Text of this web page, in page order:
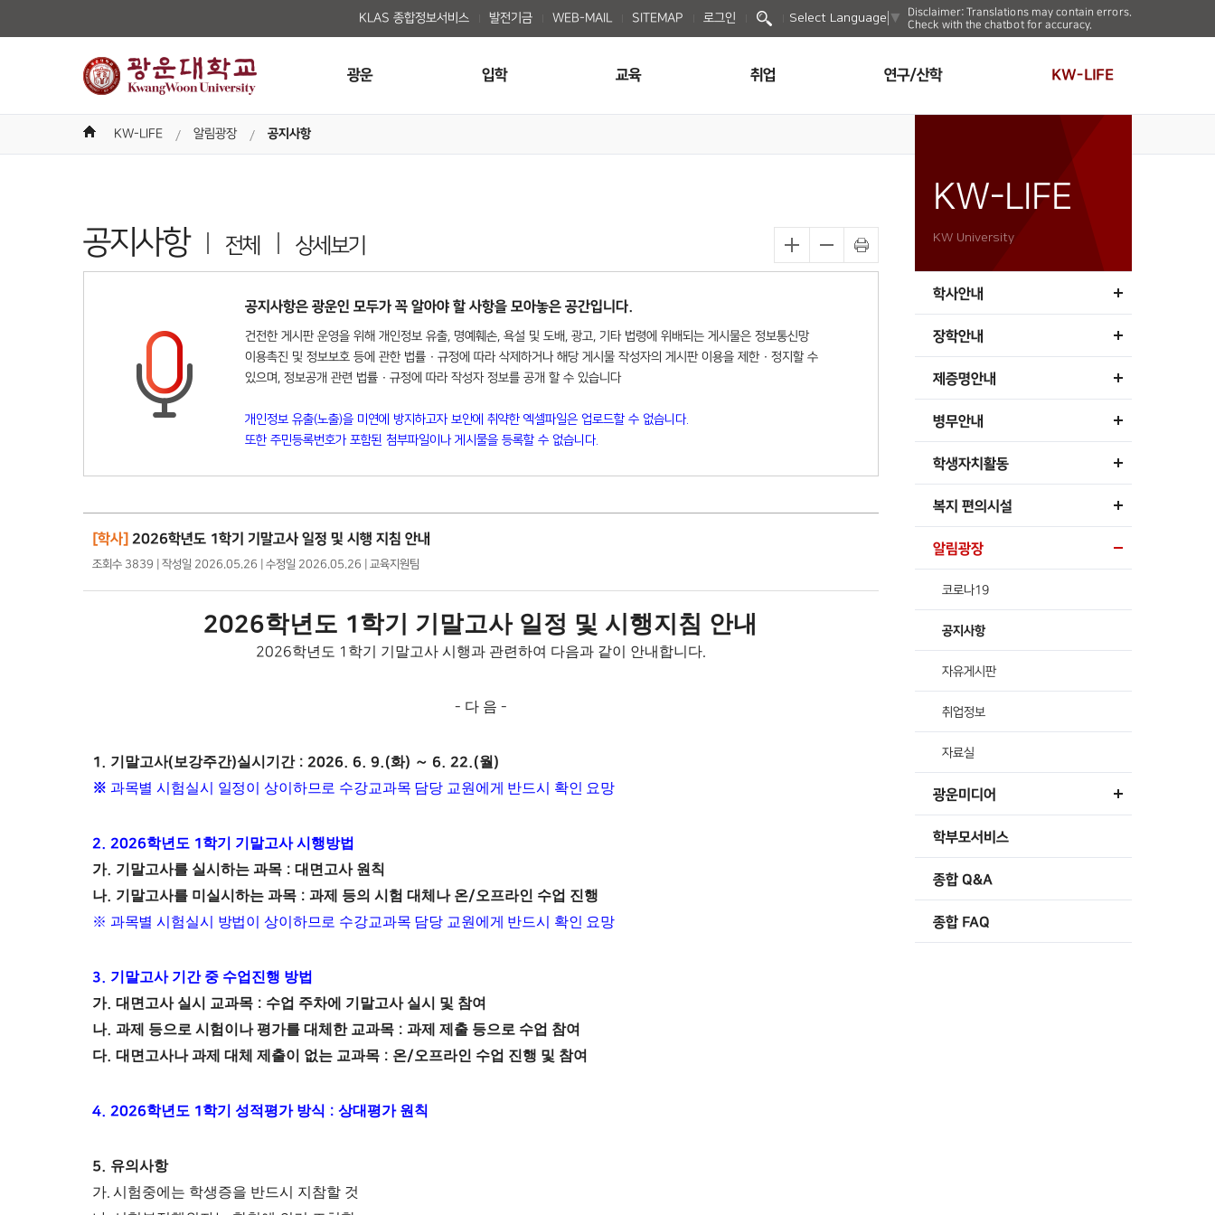
KLAS 종합정보서비스 발전기금 WEB-MAIL SITEMAP 로그인 Select Language ▼
Disclaimer: Translations may contain errors.
Check with the chatbot for accuracy.
광운 입학 교육 취업 연구/산학 KW-LIFE
KW-LIFE 알림광장 공지사항
공지사항 전체 상세보기
공지사항은 광운인 모두가 꼭 알아야 할 사항을 모아놓은 공간입니다.
건전한 게시판 운영을 위해 개인정보 유출, 명예훼손, 욕설 및 도배, 광고, 기타 법령에 위배되는 게시물은 정보통신망
이용촉진 및 정보보호 등에 관한 법률 · 규정에 따라 삭제하거나 해당 게시물 작성자의 게시판 이용을 제한 · 정지할 수
있으며, 정보공개 관련 법률 · 규정에 따라 작성자 정보를 공개 할 수 있습니다
개인정보 유출(노출)을 미연에 방지하고자 보안에 취약한 엑셀파일은 업로드할 수 없습니다.
또한 주민등록번호가 포함된 첨부파일이나 게시물을 등록할 수 없습니다.
[학사]2026학년도 1학기 기말고사 일정 및 시행 지침 안내
조회수 3839 | 작성일 2026.05.26 | 수정일 2026.05.26 | 교육지원팀
2026학년도 1 학기 기말고사 일정 및 시행지침 안내
2026학년도 1 학기 기말고사 시행과 관련하여 다음과 같이 안내합니다.
- 다 음-
1. 기말고사(보강주간)실시기간 : 2026. 6. 9.(화) ～ 6. 22.(월 )
※ 과목별 시험실시 일정이 상이하므로 수강교과목 담당 교원에게 반드시 확인 요망
2. 2026학년도 1학기 기말고사 시행방법
가. 기말고사를 실시하는 과목 :대면고사 원칙
나. 기말고사를 미실시하는 과목 :과제 등의 시험 대체나 온/오프라인 수업 진행
※ 과목별 시험실시 방법이 상이하므로 수강교과목 담당 교원에게 반드시 확인 요망
3. 기말고사 기간 중 수업진행 방법
가.대면고사 실시 교과목 : 수업 주차에 기말고사 실시 및 참여
나.과제 등으로 시험이나 평가를 대체한 교과목 :과제 제출 등으로 수업 참여
다.대면고사나 과제 대체 제출이 없는 교과목 : 온/오프라인 수업 진행 및 참여
4. 2026학년도 1학기 성적평가 방식 :상대평가 원칙
5. 유의사항
가.시험중에는 학생증을 반드시 지참할 것
KW-LIFE
KW University
학사안내
장학안내
제증명안내
병무안내
학생자치활동
복지 편의시설
알림광장
코로나19
공지사항
자유게시판
취업정보
자료실
광운미디어
학부모서비스
종합 Q&A
종합 FAQ